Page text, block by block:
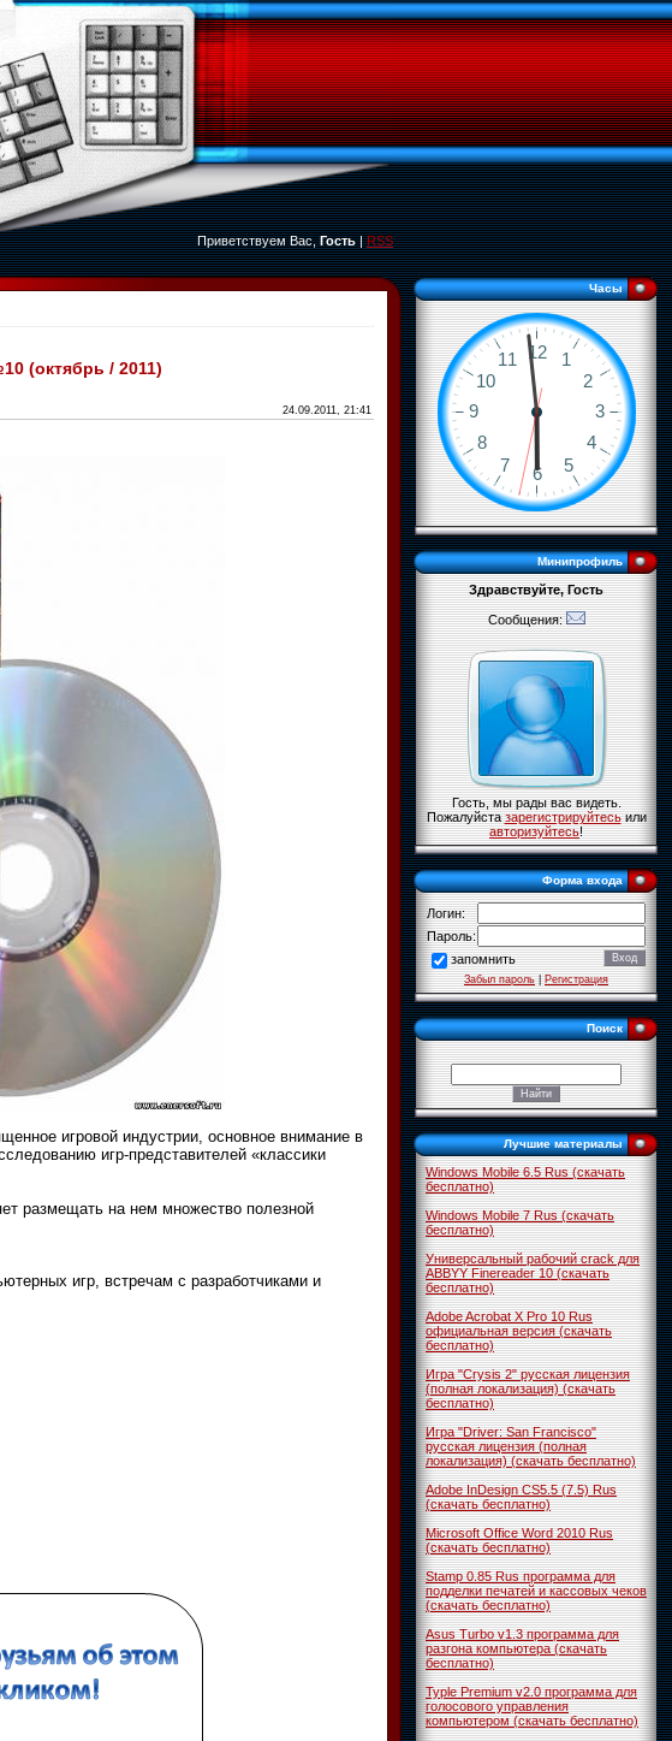
Приветствуем Вас, Гость|RSS
(октябрь / 2011)
24.09.2011, 21:41
игровой индустрии, основное внимание в
игр-представителей «классики
размещать на нем множество полезной
игр, встречам с разработчиками и
Часы
Минипрофиль
Здравствуйте, Гость
Сообщения:
Гость, мы рады вас видеть.
Пожалуйстазарегистрируйтесьили
авторизуйтесь!
Форма входа
Логин:
Пароль:
запомнить
Забыл пароль|Регистрация
Поиск
Лучшие материалы
Windows Mobile 6.5 Rus (скачать
бесплатно)
Windows Mobile 7 Rus (скачать
бесплатно)
Универсальный рабочий crack для
ABBYY Finereader 10 (скачать
бесплатно)
Adobe Acrobat X Pro 10 Rus
официальная версия (скачать
бесплатно)
Игра "Crysis 2" русская лицензия
(полная локализация) (скачать
бесплатно)
Игра "Driver: San Francisco"
русская лицензия (полная
локализация) (скачать бесплатно)
Adobe InDesign CS5.5 (7.5) Rus
(скачать бесплатно)
Microsoft Office Word 2010 Rus
(скачать бесплатно)
Stamp 0.85 Rus программа для
подделки печатей и кассовых чеков
(скачать бесплатно)
Asus Turbo v1.3 программа для
разгона компьютера (скачать
бесплатно)
Typle Premium v2.0 программа для
голосового управления
компьютером (скачать бесплатно)